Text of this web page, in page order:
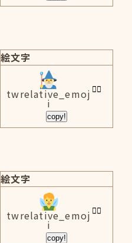
絵文字
twrelative_emoj
i
copy!
絵文字
twrelative_emoj
i
copy!